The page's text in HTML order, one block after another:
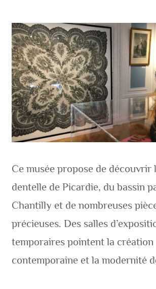
Ce musée propose de découvrir
dentelle de Picardie, du bassin
Chantilly et de nombreuses
précieuses. Des salles
temporaires pointent la création
contemporaine et la modernité